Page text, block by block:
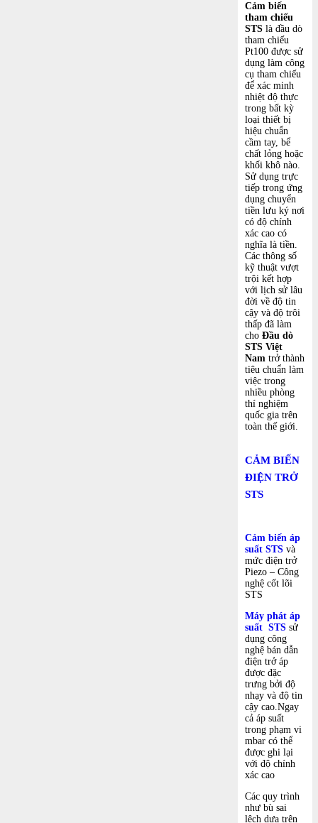
Cảm biến
tham chiếu
STS là đầu dò
tham chiếu
Pt100 được sử
dụng làm công
cụ tham chiếu
để xác minh
nhiệt độ thực
trong bất kỳ
loại thiết bị
hiệu chuẩn
cầm tay, bể
chất lỏng hoặc
khối khô nào.
Sử dụng trực
tiếp trong ứng
dụng chuyển
tiền lưu ký nơi
có độ chính
xác cao có
nghĩa là tiền.
Các thông số
kỹ thuật vượt
trội kết hợp
với lịch sử lâu
đời về độ tin
cậy và độ trôi
thấp đã làm
cho Đầu dò
STS Việt
Nam trở thành
tiêu chuẩn làm
việc trong
nhiều phòng
thí nghiệm
quốc gia trên
toàn thế giới.
CẢM BIẾN
ĐIỆN TRỞ
STS
Cảm biến áp
suất STS và
mức điện trở
Piezo – Công
nghệ cốt lõi
STS
Máy phát áp
suất STS sử
dụng công
nghệ bán dẫn
điện trở áp
được đặc
trưng bởi độ
nhạy và độ tin
cậy cao.Ngay
cả áp suất
trong phạm vi
mbar có thể
được ghi lại
với độ chính
xác cao
Các quy trình
như bù sai
lệch dựa trên